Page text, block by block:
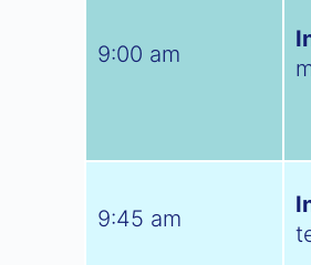
9:00 am
9:45 am